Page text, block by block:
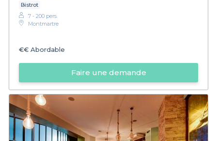
Bistrot
7 - 200 pers.
Montmartre
€€ Abordable
Faire une demande